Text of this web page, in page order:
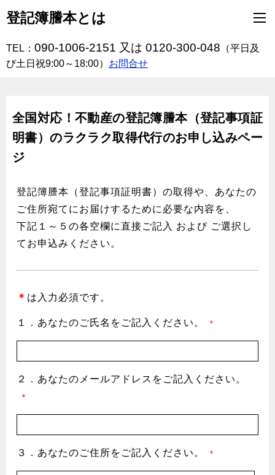
登記簿謄本とは
TEL： 090-1006-2151 又は 0120-300-048 （平日及
び土日祝9:00～18:00） お問合せ
全国対応！不動産の登記簿謄本（登記事項証
明書）のラクラク取得代行のお申し込みペー
ジ